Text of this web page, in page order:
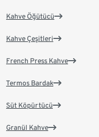
Kahve Öğütücü
Kahve Çeşitleri
French Press Kahve
Termos Bardak
Süt Köpürtücü
Granül Kahve